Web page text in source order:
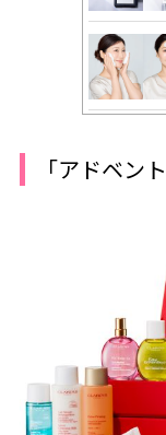
「アドベン